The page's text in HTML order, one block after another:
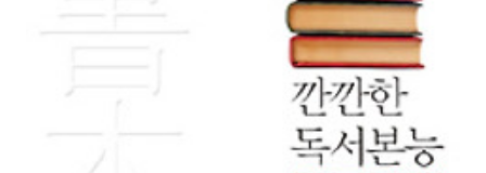
을 넘어선 지옥 같은 시대적 배경의 어두운 아우라를 직접 목도하게 하
고 그 때문에 불편해지는 마음은 《칼의 노래》보다 훨씬 큰 것 같습니다.
이 책을 덮고 나서 드는 워드는 '아수라'와 '허허로운 희망'이었습니다.
서기 5~6세..